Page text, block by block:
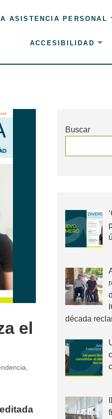
ASISTENCIA PERSONAL
ACCESIBILIDAD
el
,
Buscar
década